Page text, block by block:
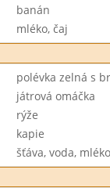
banán
mléko, čaj
polévka zelná s
játrová omáčka
rýže
kapie
šťáva, voda, mléko